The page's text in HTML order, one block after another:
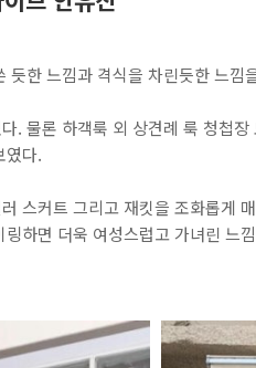
한 느낌과 격식을 차린듯한 느낌
. 물론 하객룩 외 상견례 룩 청첩
였다.
스커트 그리고 재킷을 조화롭게
하면 더욱 여성스럽고 가녀린 느